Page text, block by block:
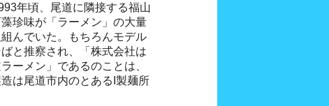
年頃、尾道に隣接する福山
珍味が「ラーメン」の大量
んでいた。もちろんモデル
と推察され、「株式会社は
ーメン」であるのことは、
は尾道市内のとあるI製麺所